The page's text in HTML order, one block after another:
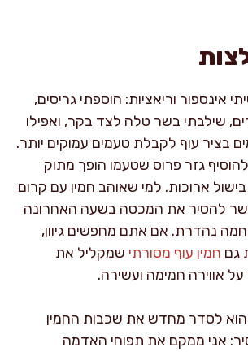
אינספור וריאציות: הוספתי גריסים,
שילבתי בשר טלה לצד בקר, ואפילו
בציר עוף לקבלת טעמים עמוקים יותר.
גזר פרוס שטעמו הופך מתוק
ארוכות. למי שאוהב חמין עם קרום
להסיר את המכסה בשעה האחרונה
נהדרת. אם אתם מחפשים גיוון,
גם חמין עוף מסורתי שמקליל את
אווירה חמימה ועשירה.
הוא לסדר מחדש את שכבות החמין
אני ממקם את תפוחי האדמה